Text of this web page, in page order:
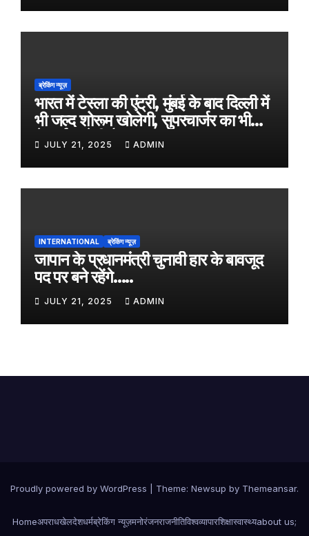
ब्रेकिंग न्यूज़
भारत में टेस्ला की एंट्री, मुंबई के बाद दिल्ली में
भी जल्द शोरूम खोलेगी, सुपरचार्जर का भी
नेटवर्क करेगी तैयार
JULY 21, 2025 ADMIN
INTERNATIONAL ब्रेकिंग न्यूज़
जापान के प्रधानमंत्री चुनावी हार के बावजूद
पद पर बने रहेंगे…..
JULY 21, 2025 ADMIN
Proudly powered by WordPress Theme: Newsup by Themeansar.
Homeअपराधखेलदेशधर्मब्रेकिंग न्यूज़मनोरंजनराजनीतिविश्वव्यापारशिक्षास्वास्थ्यabout us;